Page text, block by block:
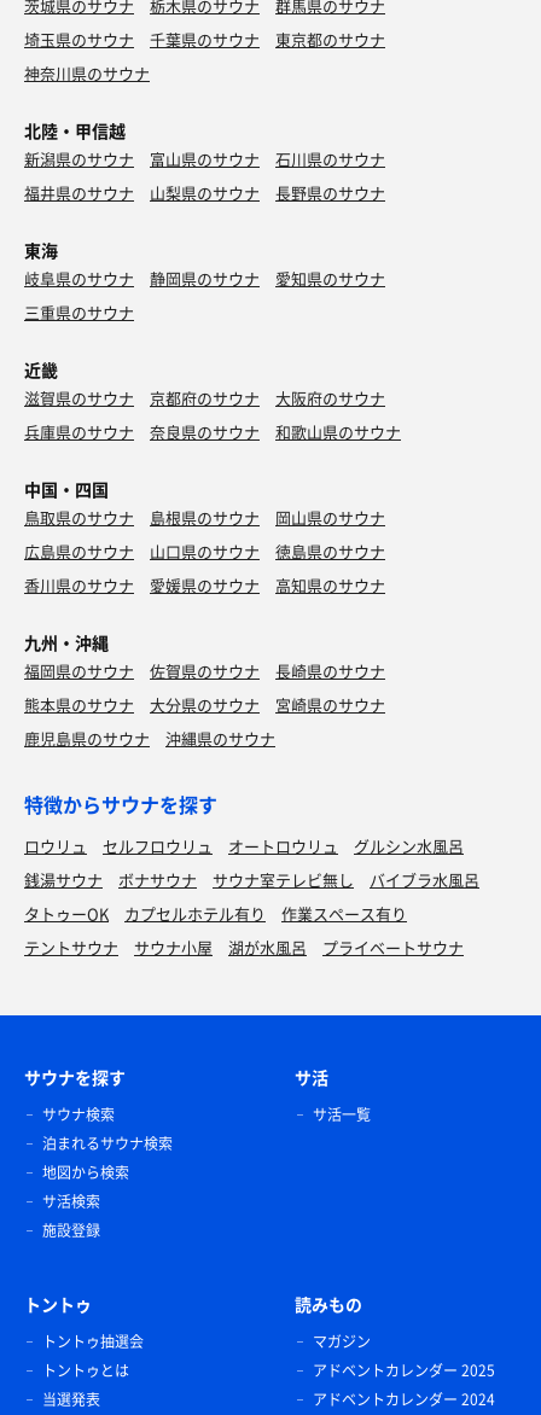
茨城県のサウナ 栃木県のサウナ
群馬県のサウナ
埼玉県のサウナ
千葉県のサウナ
東京都のサウナ
神奈川県のサウナ
北陸・甲信越
新潟県のサウナ 富山県のサウナ
石川県のサウナ
福井県のサウナ
山梨県のサウナ 長野県のサウナ
東海
岐阜県のサウナ 静岡県のサウナ
愛知県のサウナ
三重県のサウナ
近畿
滋賀県のサウナ 京都府のサウナ
大阪府のサウナ
兵庫県のサウナ
奈良県のサウナ 和歌山県のサウナ
中国・四国
鳥取県のサウナ 島根県のサウナ
岡山県のサウナ
広島県のサウナ
山口県のサウナ
徳島県のサウナ
香川県のサウナ
愛媛県のサウナ 高知県のサウナ
九州・沖縄
福岡県のサウナ 佐賀県のサウナ
長崎県のサウナ
熊本県のサウナ
大分県のサウナ
宮崎県のサウナ
鹿児島県のサウナ
沖縄県のサウナ
特徴からサウナを探す
ロウリュ セルフロウリュ オートロウリュ
グルシン水風呂
銭湯サウナ
ボナサウナ サウナ室テレビ無し
バイブラ水風呂
タトゥーOK
カプセルホテル有り
作業スペース有り
テントサウナ
サウナ小屋 湖が水風呂 プライベートサウナ
サウナを探す
サウナ検索
泊まれるサウナ検索
地図から検索
サ活検索
施設登録
サ活
サ活一覧
トントゥ
トントゥ抽選会
トントゥとは
当選発表
読みもの
マガジン
アドベントカレンダー 2025
アドベントカレンダー 2024